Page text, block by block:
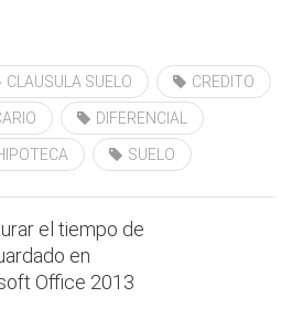
CLAUSULA SUELO CREDITO
DIFERENCIAL
SUELO
el tiempo de
en
Office 2013